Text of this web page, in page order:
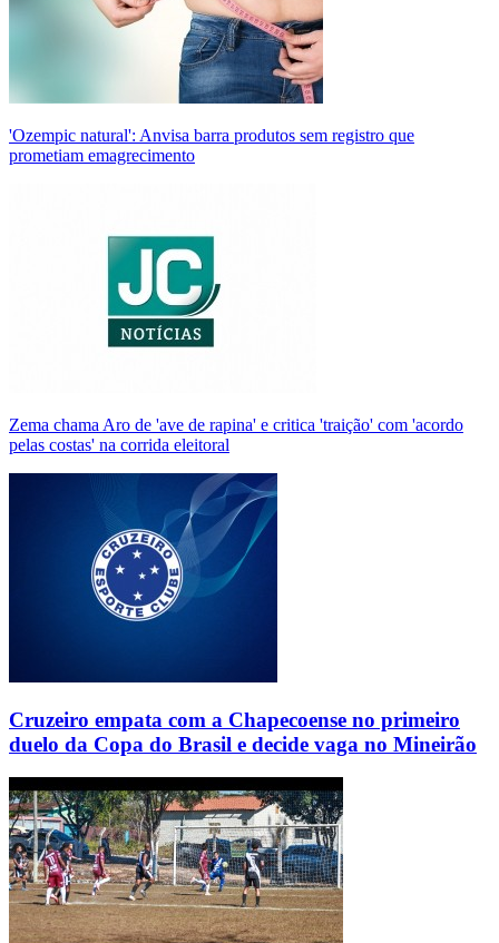
'Ozempic natural': Anvisa barra produtos sem registro que
prometiam emagrecimento
Zema chama Aro de 'ave de rapina' e critica 'traição' com 'acordo
pelas costas' na corrida eleitoral
Cruzeiro empata com a Chapecoense no primeiro
duelo da Copa do Brasil e decide vaga no Mineirão